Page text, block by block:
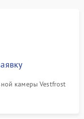
камеры Vestfrost